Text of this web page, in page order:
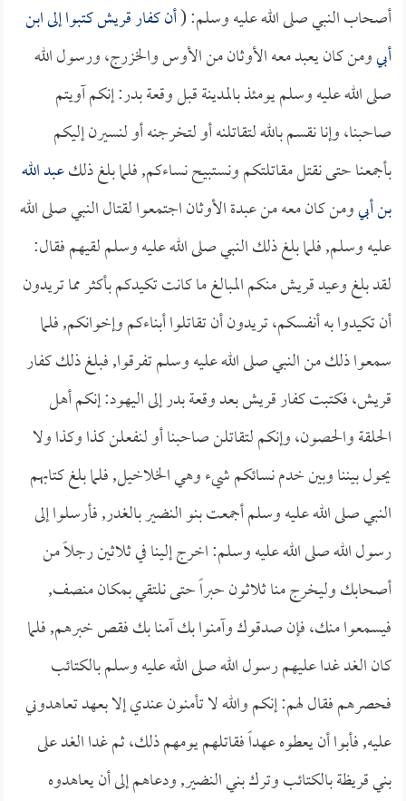
أصحاب النبي صلى الله عليه وسلم: (أن كفار قريش كتبوا إلىابن
أبيومن كان يعبد معه الأوثان من الأوس والخزرج، ورسول الله
صلى الله عليه وسلم يومئذ بالمدينة قبل وقعة بدر: إنكم آويتم
صاحبنا، وإنا نقسم بالله لتقاتلنه أو لتخرجنه أو لنسيرن إليكم
بأجمعنا حتى نقتل مقاتلتكم ونستبيح نساءكم, فلما بلغ ذلكعبد الله
بن أبيومن كان معه من عبدة الأوثان اجتمعوا لقتال النبي صلى الله
عليه وسلم, فلما بلغ ذلك النبي صلى الله عليه وسلم لقيهم فقال:
لقد بلغ وعيد قريش منكم المبالغ ما كانت تكيدكم بأكثر مما تريدون
أن تكيدوا به أنفسكم، تريدون أن تقاتلوا أبناءكم وإخوانكم, فلما
سمعوا ذلك من النبي صلى الله عليه وسلم تفرقوا, فبلغ ذلك كفار
قريش، فكتبت كفار قريش بعد وقعة بدر إلى اليهود: إنكم أهل
الحلقة والحصون، وإنكم لتقاتلن صاحبنا أو لنفعلن كذا وكذا ولا
يحول بيننا وبين خدم نسائكم شيء وهي الخلاخيل, فلما بلغ كتابهم
النبي صلى الله عليه وسلم أجمعت بنو النضير بالغدر, فأرسلوا إلى
رسول الله صلى الله عليه وسلم: اخرج إلينا في ثلاثين رجلاً من
أصحابك وليخرج منا ثلاثون حبراً حتى نلتقي بمكان منصف,
فيسمعوا منك، فإن صدقوك وآمنوا بك آمنا بك فقص خبرهم, فلما
كان الغد غدا عليهم رسول الله صلى الله عليه وسلم بالكتائب
فحصرهم فقال لهم: إنكم والله لا تأمنون عندي إلا بعهد تعاهدوني
عليه, فأبوا أن يعطوه عهداً فقاتلهم يومهم ذلك، ثم غدا الغد على
بني قريظة بالكتائب وترك بني النضير, ودعاهم إلى أن يعاهدوه